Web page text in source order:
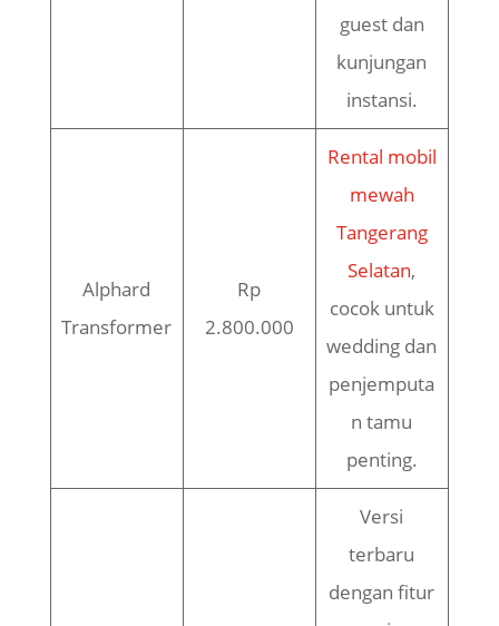
guest dan
kunjungan
instansi.
Alphard
Transformer
Rp
2.800.000
Rental mobil
mewah
Tangerang
Selatan,
cocok untuk
wedding dan
penjemputa
n tamu
penting.
Versi
terbaru
dengan fitur